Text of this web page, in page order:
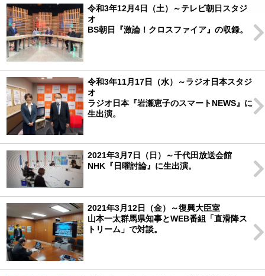
令和3年12月4日（土）～テレビ朝日スタジ
オ
BS朝日『激論！クロスファイア』の収録。
令和3年11月17日（水）～ラジオ日本スタジ
オ
ラジオ日本『岩瀬恵子のスマートNEWS』に
生出演。
2021年3月7日（日）～千代田放送会館
NHK『日曜討論』に生出演。
2021年3月12日（金）～復興大臣室
山本一太群馬県知事とWEB番組「直滑降ス
トリーム」で対談。